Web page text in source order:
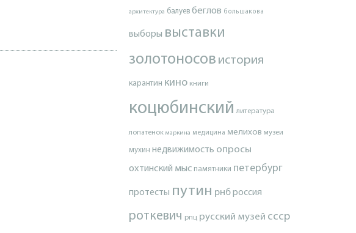
архитектура балуев беглов большакова
выборы выставки
золотоносов история
карантин кино книги
коцюбинский литература
лопатенок маркина медицина мелихов музеи
мухин недвижимость опросы
охтинский мыс памятники петербург
протесты путин рнброссия
роткевич рпц русский музей ссср